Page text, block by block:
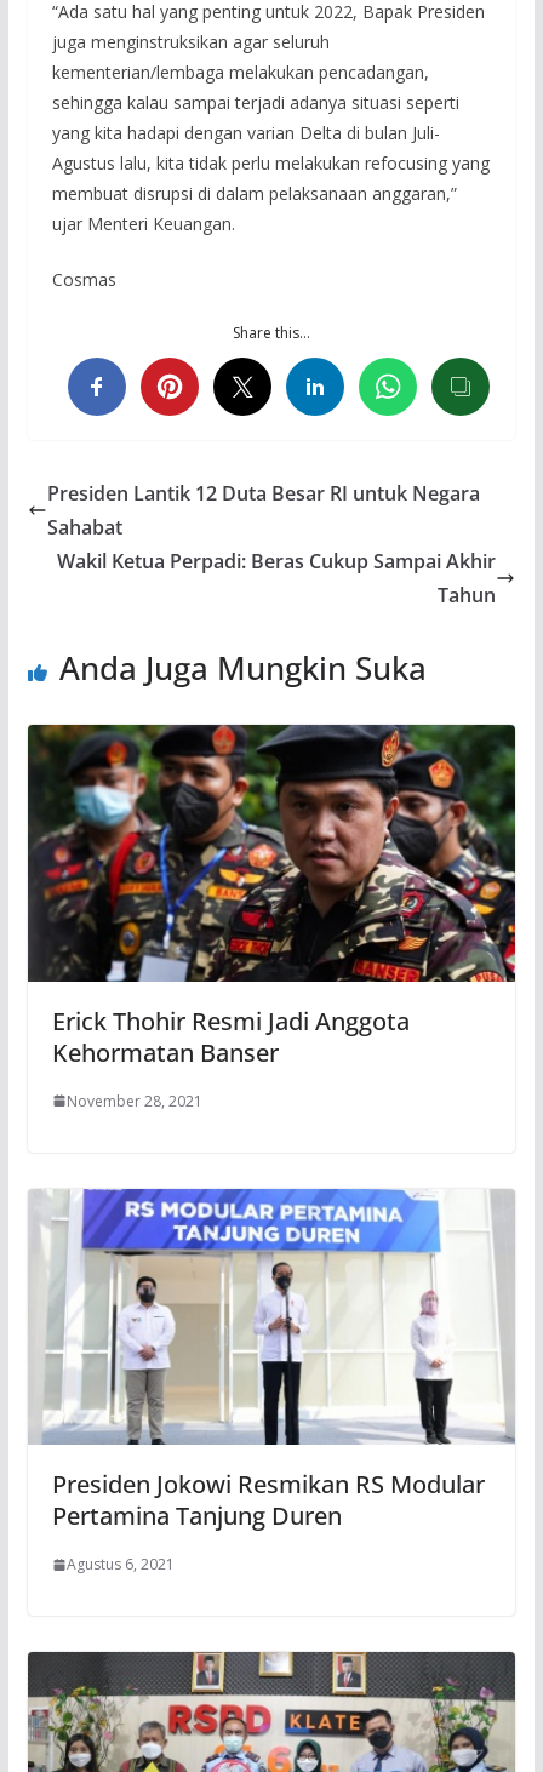
“Ada satu hal yang penting untuk 2022, Bapak Presiden
juga menginstruksikan agar seluruh
kementerian/lembaga melakukan pencadangan,
sehingga kalau sampai terjadi adanya situasi seperti
yang kita hadapi dengan varian Delta di bulan Juli-
Agustus lalu, kita tidak perlu melakukan refocusing yang
membuat disrupsi di dalam pelaksanaan anggaran,”
ujar Menteri Keuangan.
Cosmas
Share this…
Presiden Lantik 12 Duta Besar RI untuk Negara
Sahabat
Wakil Ketua Perpadi: Beras Cukup Sampai Akhir
Tahun
Anda Juga Mungkin Suka
Erick Thohir Resmi Jadi Anggota
Kehormatan Banser
November 28, 2021
Presiden Jokowi Resmikan RS Modular
Pertamina Tanjung Duren
Agustus 6, 2021